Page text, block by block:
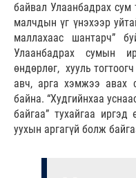
байвал Улаанбадрах сум
малчдын үг үнэхээр
маллахаас шантарч”
Улаанбадрах сумын
өндөрлөг, хууль
авч, арга хэмжээ авах
байна. “Худгийнхаа
байгаа” тухайгаа
уухын аргагүй болж